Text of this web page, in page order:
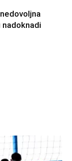
nadoknadi